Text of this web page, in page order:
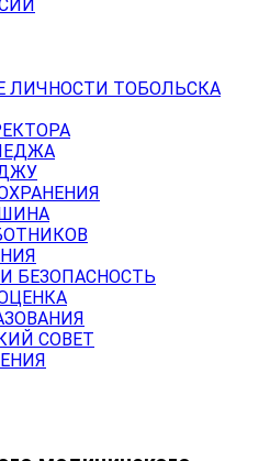
ЛИЧНОСТИ ТОБОЛЬСКА
БЕЗОПАСНОСТЬ
СОВЕТ